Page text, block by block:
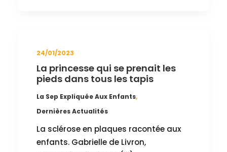
24/01/2023
La princesse qui se prenait les
pieds dans tous les tapis
La Sep Expliquée Aux Enfants,
Dernières Actualités
La sclérose en plaques racontée aux
enfants. Gabrielle de Livron,